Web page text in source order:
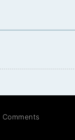
Comments